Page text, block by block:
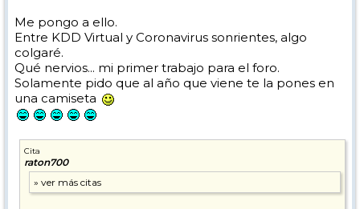
Me pongo a ello.
Entre KDD Virtual y Coronavirus sonrientes, algo
colgaré.
Qué nervios... mi primer trabajo para el foro.
Solamente pido que al año que viene te la pones en
una camiseta
Cita
raton700